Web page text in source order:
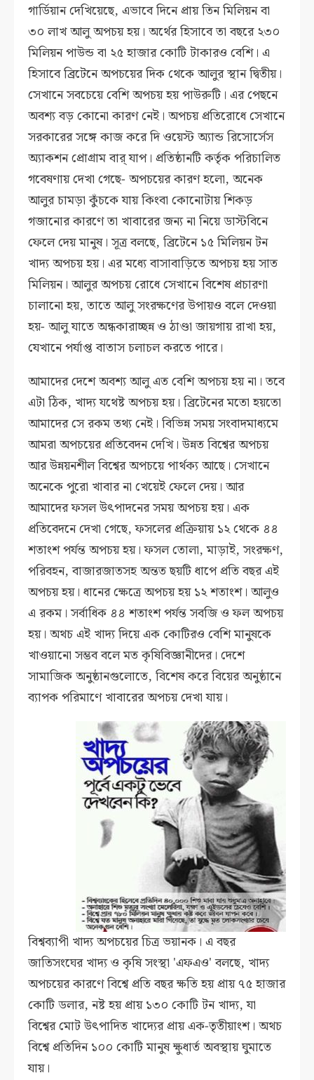
গার্ডিয়ান দেখিয়েছে, এভাবে দিনে প্রায় তিন মিলিয়ন বা
৩০ লাখ আলু অপচয় হয়। অর্থের হিসাবে তা বছরে ২৩০
মিলিয়ন পাউন্ড বা ২৫ হাজার কোটি টাকারও বেশি। এ
হিসাবে ব্রিটেনে অপচয়ের দিক থেকে আলুর স্থান দ্বিতীয়।
সেখানে সবচেয়ে বেশি অপচয় হয় পাউরুটি। এর পেছনে
অবশ্য বড় কোনো কারণ নেই। অপচয় প্রতিরোধে সেখানে
সরকারের সঙ্গে কাজ করে দি ওয়েস্ট অ্যান্ড রিসোর্সেস
অ্যাকশন প্রোগ্রাম বার্ যাপ। প্রতিষ্ঠানটি কর্তৃক পরিচালিত
গবেষণায় দেখা গেছে- অপচয়ের কারণ হলো, অনেক
আলুর চামড়া কুঁচকে যায় কিংবা কোনোটায় শিকড়
গজানোর কারণে তা খাবারের জন্য না নিয়ে ডাস্টবিনে
ফেলে দেয় মানুষ। সূত্র বলছে, ব্রিটেনে ১৫ মিলিয়ন টন
খাদ্য অপচয় হয়। এর মধ্যে বাসাবাড়িতে অপচয় হয় সাত
মিলিয়ন। আলুর অপচয় রোধে সেখানে বিশেষ প্রচারণা
চালানো হয়,তাতে আলু সংরক্ষণের উপায়ও বলে দেওয়া
হয়- আলু যাতে অন্ধকারাচ্ছন্ন ও ঠাণ্ডা জায়গায় রাখা হয়,
যেখানে পর্যাপ্ত বাতাস চলাচল করতে পারে।
আমাদের দেশে অবশ্য আলু এত বেশি অপচয় হয় না। তবে
এটা ঠিক, খাদ্য যথেষ্ট অপচয় হয়। ব্রিটেনের মতো হয়তো
আমাদের সে রকম তথ্য নেই। বিভিন্ন সময় সংবাদমাধ্যমে
আমরা অপচয়ের প্রতিবেদন দেখি। উন্নত বিশ্বের অপচয়
আর উন্নয়নশীল বিশ্বের অপচয়ে পার্থক্য আছে। সেখানে
অনেকে পুরো খাবার না খেয়েই ফেলে দেয়। আর
আমাদের ফসল উৎপাদনের সময় অপচয় হয়। এক
প্রতিবেদনে দেখা গেছে, ফসলের প্রক্রিয়ায় ১২ থেকে ৪৪
শতাংশ পর্যন্ত অপচয় হয়। ফসল তোলা, মাড়াই, সংরক্ষণ,
পরিবহন, বাজারজাতসহ অন্তত ছয়টি ধাপে প্রতি বছর এই
অপচয় হয়। ধানের ক্ষেত্রে অপচয় হয় ১২ শতাংশ। আলুও
এ রকম। সর্বাধিক ৪৪ শতাংশ পর্যন্ত সবজি ও ফল অপচয়
হয়। অথচ এই খাদ্য দিয়ে এক কোটিরও বেশি মানুষকে
খাওয়ানো সম্ভব বলে মত কৃষিবিজ্ঞানীদের। দেশে
সামাজিক অনুষ্ঠানগুলোতে, বিশেষ করে বিয়ের অনুষ্ঠানে
ব্যাপক পরিমাণে খাবারের অপচয় দেখা যায়।
বিশ্বব্যাপী খাদ্য অপচয়ের চিত্র ভয়ানক। এ বছর
জাতিসংঘের খাদ্য ও কৃষি সংস্থা 'এফএও' বলছে, খাদ্য
অপচয়ের কারণে বিশ্বে প্রতি বছর ক্ষতি হয় প্রায় ৭৫ হাজার
কোটি ডলার, নষ্ট হয় প্রায় ১৩০ কোটি টন খাদ্য, যা
বিশ্বের মোট উৎপাদিত খাদ্যের প্রায় এক-তৃতীয়াংশ। অথচ
বিশ্বে প্রতিদিন ১০০ কোটি মানুষ ক্ষুধার্ত অবস্থায় ঘুমাতে
যায়।